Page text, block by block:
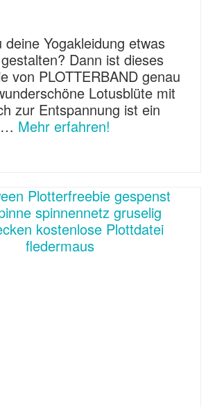
Yogakleidung etwas
Dann ist dieses
von PLOTTERBAND genau
Lotusblüte mit
zur Entspannung ist ein
… Mehr erfahren!